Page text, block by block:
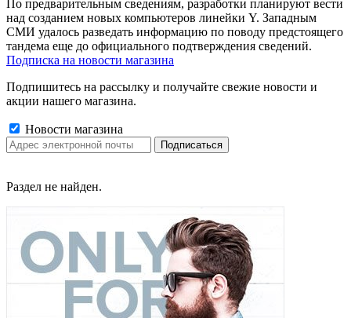
По предварительным сведениям, разработки планируют вести
над созданием новых компьютеров линейки Y. Западным
СМИ удалось разведать информацию по поводу предстоящего
тандема еще до официального подтверждения сведений.
Подписка на новости магазина
Подпишитесь на рассылку и получайте свежие новости и
акции нашего магазина.
Новости магазина
Раздел не найден.